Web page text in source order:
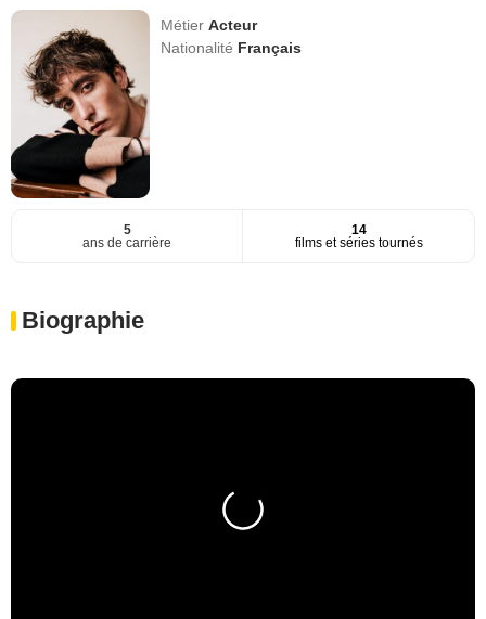
MétierActeur
Nationalité Français
5
ans de carrière
14
films et séries tournés
Biographie